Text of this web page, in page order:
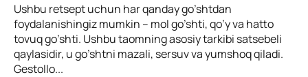
Ushbu retsept uchun har qanday go’shtdan
foydalanishingiz mumkin – mol go’shti, qo’y va hatto
tovuq go’shti. Ushbu taomning asosiy tarkibi satsebeli
qaylasidir, u go’shtni mazali, sersuv va yumshoq qiladi.
Gestollo...